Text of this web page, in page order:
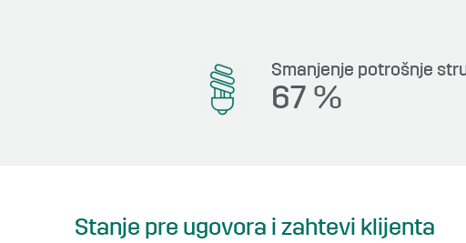
Smanjenje potrošnje
67 %
Stanje pre ugovora i zahtevi klijenta